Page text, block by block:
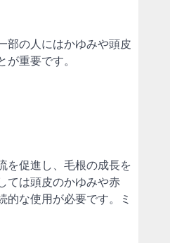
部の人にはかゆみや頭皮
重要です。
を促進し、毛根の成長を
ては頭皮のかゆみや赤
な使用が必要です。ミ